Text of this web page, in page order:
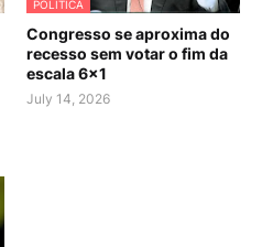
POLITICA
Congresso se aproxima do
recesso sem votar o fim da
escala 6×1
July 14, 2026